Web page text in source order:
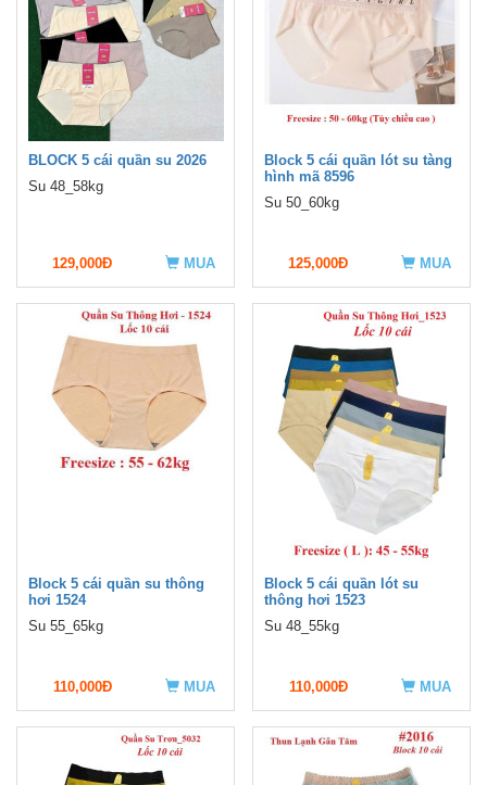
BLOCK 5 cái quần su 2026
Su 48_58kg
129,000Đ MUA
Block 5 cái quần lót su tàng
hình mã 8596
Su 50_60kg
125,000Đ MUA
Block 5 cái quần su thông
hơi 1524
Su 55_65kg
110,000Đ MUA
Block 5 cái quần lót su
thông hơi 1523
Su 48_55kg
110,000Đ MUA